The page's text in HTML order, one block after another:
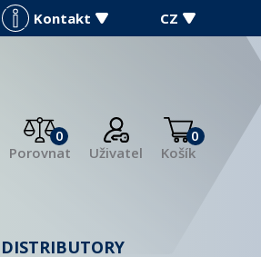
Kontakt CZ
0
Porovnat
Uživatel
0
Košík